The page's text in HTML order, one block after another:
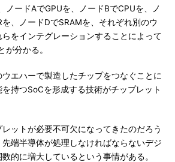
ノードAでGPUを、ノードBでCPUを、ノ
、ノードDでSRAMを、それぞれ別のウ
をインテグレーションすることによって
が分かる。
エハーで製造したチップをつなぐことに
持つSoCを形成する技術がチップレット
ットが必要不可欠になってきたのだろう
端半導体が処理しなければならないデジ
的に増大しているという事情がある。